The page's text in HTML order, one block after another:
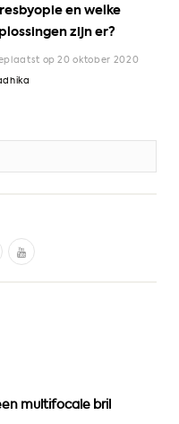
en welke
zijn er?
op 20 oktober 2020
Y
o
multifocale bril